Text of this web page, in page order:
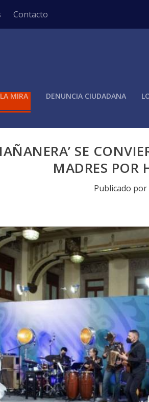
Contacto
MIRA DENUNCIA CIUDADANA
SE
MADRES POR
Publicado por